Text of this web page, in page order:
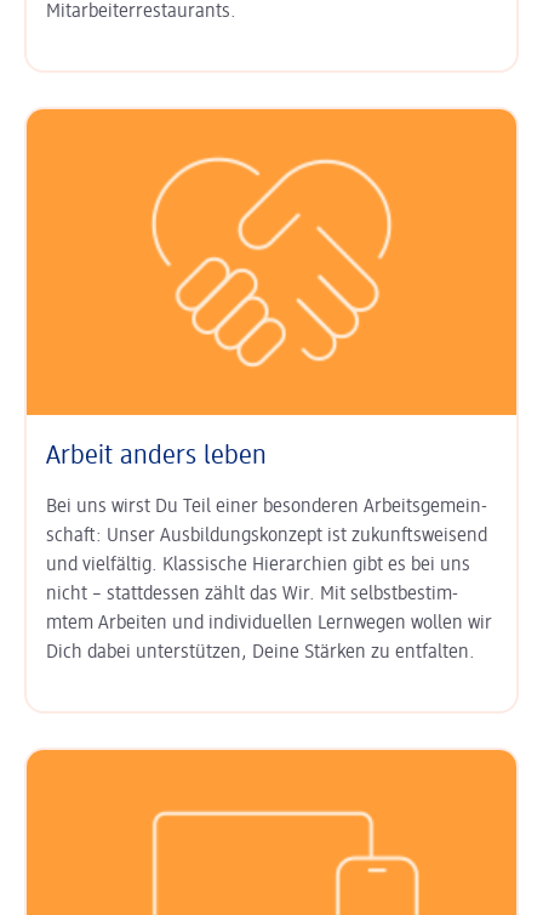
Mitarbeiter­restaurants.
Arbeit anders leben
Bei uns wirst Du Teil einer besonderen Arbeits­gemein­
schaft: Unser Aus­bildungs­konzept ist zukunfts­weisend
und vielfältig. Klas­sische Hierarchien gibt es bei uns
nicht – statt­dessen zählt das Wir. Mit selbst­bestim­
mtem Arbeiten und indi­viduel­len Lern­wegen wollen wir
Dich dabei unter­stützen, Deine Stärken zu entfalten.